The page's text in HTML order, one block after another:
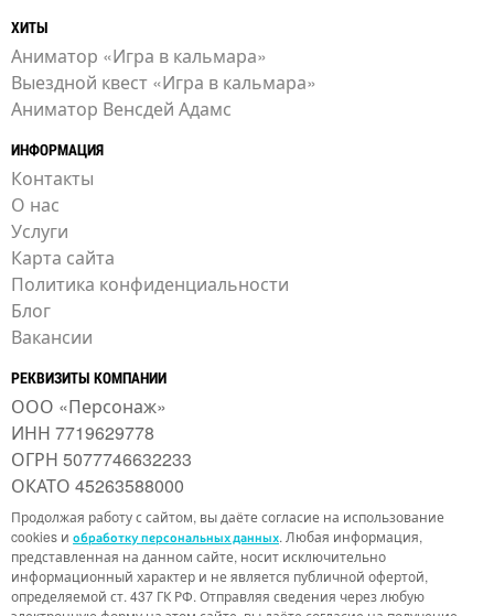
ХИТЫ
Аниматор «Игра в кальмара»
Выездной квест «Игра в кальмара»
Аниматор Венсдей Адамс
ИНФОРМАЦИЯ
Контакты
О нас
Услуги
Карта сайта
Политика конфиденциальности
Блог
Вакансии
РЕКВИЗИТЫ КОМПАНИИ
ООО «Персонаж»
ИНН 7719629778
ОГРН 5077746632233
ОКАТО 45263588000
Продолжая работу с сайтом, вы даёте согласие на использование
cookies и обработку персональных данных. Любая информация,
представленная на данном сайте, носит исключительно
информационный характер и не является публичной офертой,
определяемой ст. 437 ГК РФ. Отправляя сведения через любую